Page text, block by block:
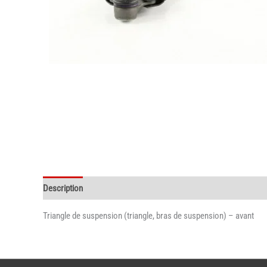
Description
Triangle de suspension (triangle, bras de suspension) – avant